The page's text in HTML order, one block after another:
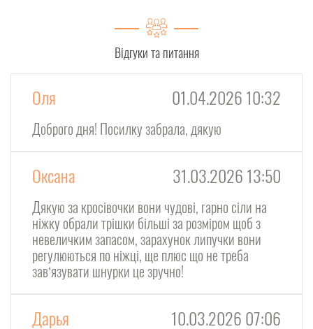
Відгуки та питання
Оля 01.04.2026 10:32
Доброго дня! Посилку забрала, дякую
Оксана 31.03.2026 13:50
Дякую за кросівочки вони чудові, гарно сіли на
ніжку обрали трішки більші за розміром щоб з
невеличким запасом, зарахунок липучки вони
регулюються по ніжці, ще плюс що не треба
завʼязувати шнурки це зручно!
Дарья 10.03.2026 07:06